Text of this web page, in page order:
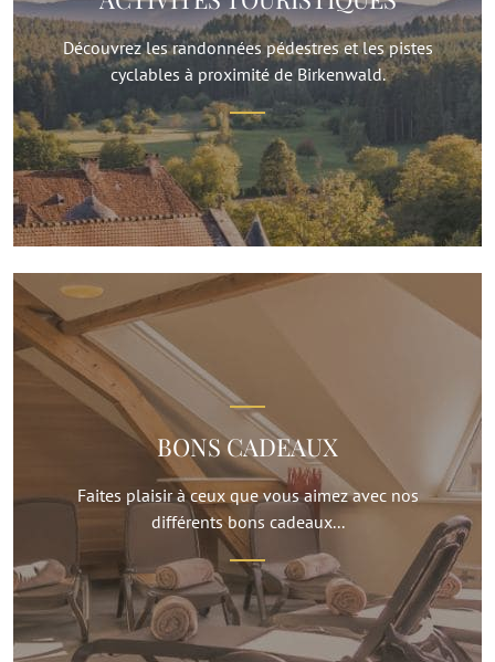
Découvrez les randonnées pédestres et les pistes
cyclables à proximité de Birkenwald.
BONS CADEAUX
Faites plaisir à ceux que vous aimez avec nos
différents bons cadeaux...